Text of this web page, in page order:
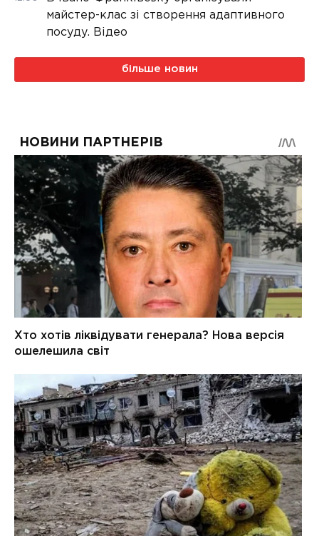
майстер-клас зі створення адаптивного
посуду. Відео
більше новин